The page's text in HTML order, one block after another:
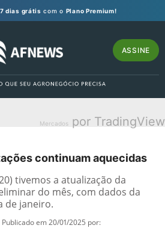
7 dias grátis com o Plano Premium!
ASSINE
Mercados por TradingView
continuam aquecidas
tivemos a atualização da
do mês, com dados da
de janeiro.
Publicado em 20/01/2025 por: